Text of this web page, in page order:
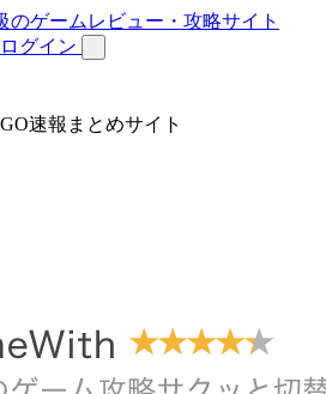
ログイン
速報まとめサイト